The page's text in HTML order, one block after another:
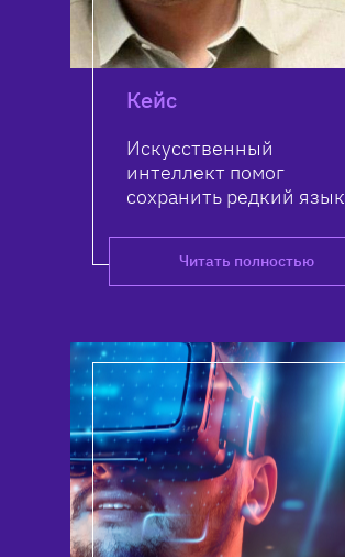
Кейс
Искусственный
интеллект помог
сохранить редкий язык
Читать полностью